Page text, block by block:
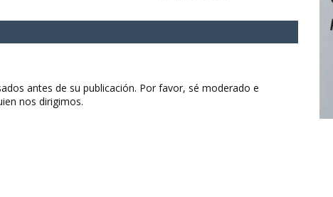
antes de su publicación. Por favor, sé moderado e
nos dirigimos.